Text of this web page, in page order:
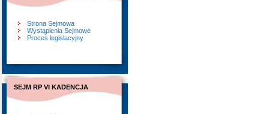
Strona Sejmowa
Wystąpienia Sejmowe
Proces legislacyjny
SEJM RP VI KADENCJA